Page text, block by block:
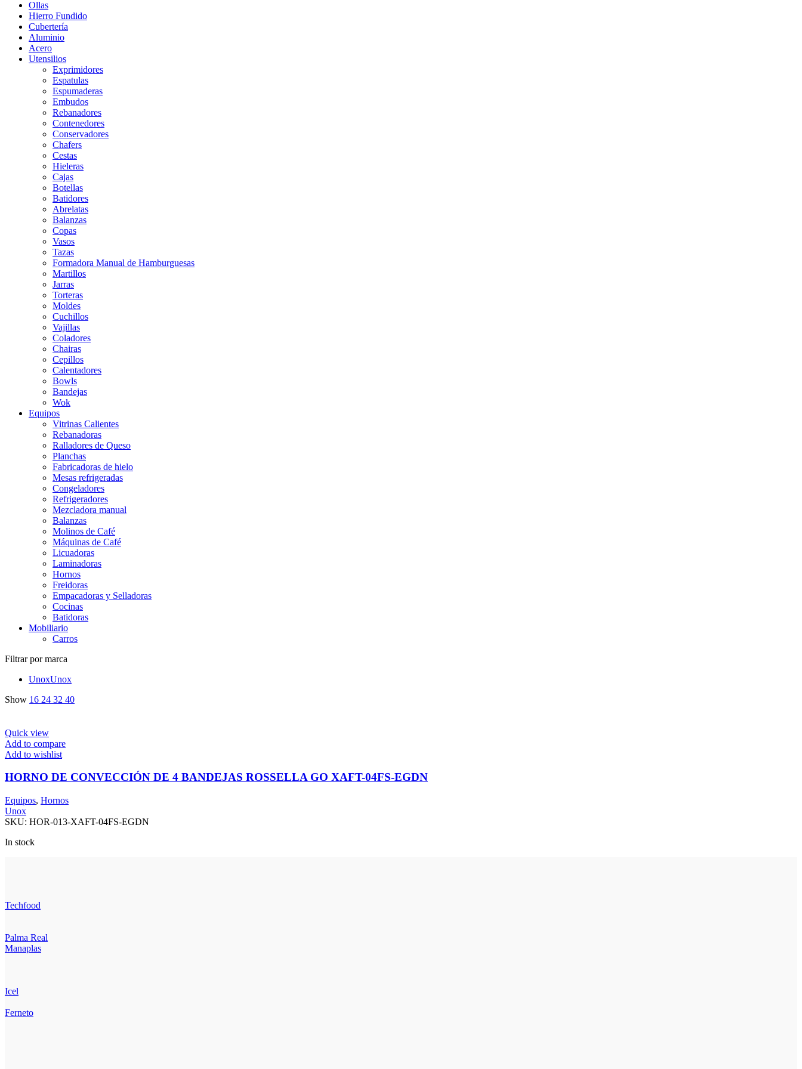
Ollas
Hierro Fundido
Cubertería
Aluminio
Acero
Utensilios
Exprimidores
Espatulas
Espumaderas
Embudos
Rebanadores
Contenedores
Conservadores
Chafers
Cestas
Hieleras
Cajas
Botellas
Batidores
Abrelatas
Balanzas
Copas
Vasos
Tazas
Formadora Manual de Hamburguesas
Martillos
Jarras
Torteras
Moldes
Cuchillos
Vajillas
Coladores
Chairas
Cepillos
Calentadores
Bowls
Bandejas
Wok
Equipos
Vitrinas Calientes
Rebanadoras
Ralladores de Queso
Planchas
Fabricadoras de hielo
Mesas refrigeradas
Congeladores
Refrigeradores
Mezcladora manual
Balanzas
Molinos de Café
Máquinas de Café
Licuadoras
Laminadoras
Hornos
Freidoras
Empacadoras y Selladoras
Cocinas
Batidoras
Mobiliario
Carros
Filtrar por marca
UnoxUnox
Show 16 24 32 40
Quick view
Add to compare
Add to wishlist
HORNO DE CONVECCIÓN DE 4 BANDEJAS ROSSELLA GO XAFT-04FS-EGDN
Equipos, Hornos
Unox
SKU: HOR-013-XAFT-04FS-EGDN
In stock
Techfood
Palma Real
Manaplas
Icel
Ferneto